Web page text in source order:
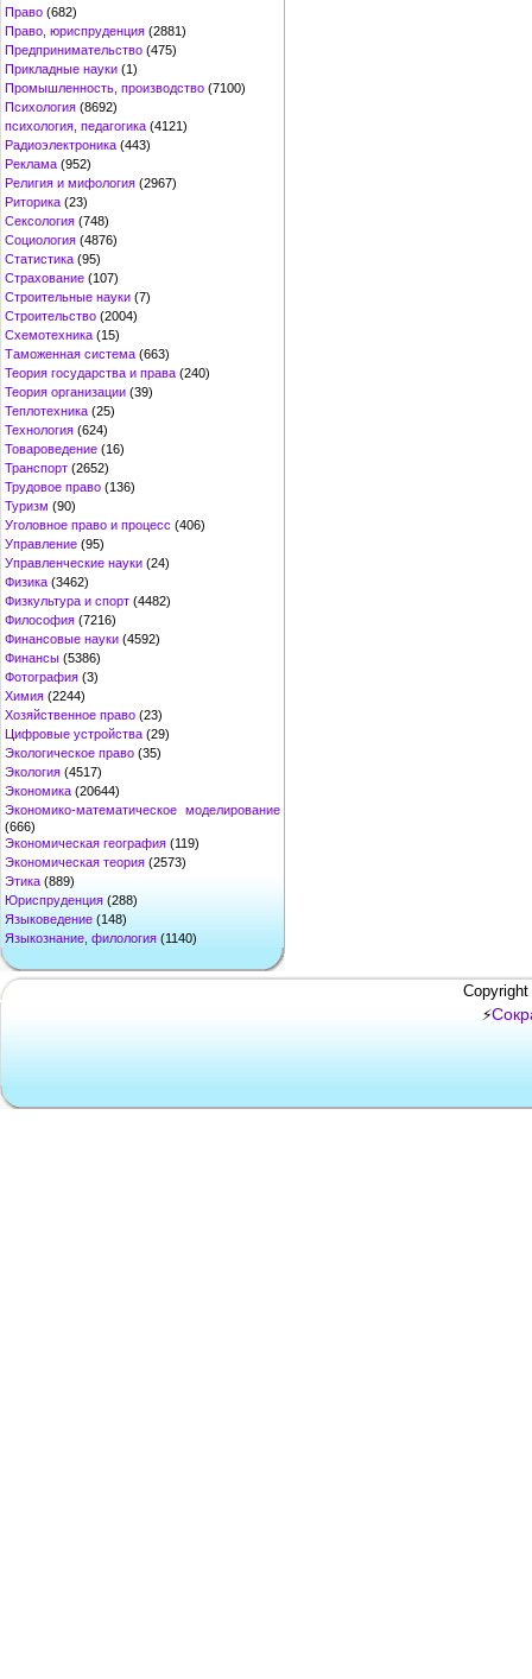
Право (682)
Право, юриспруденция (2881)
Предпринимательство (475)
Прикладные науки (1)
Промышленность, производство (7100)
Психология (8692)
психология, педагогика (4121)
Радиоэлектроника (443)
Реклама (952)
Религия и мифология (2967)
Риторика (23)
Сексология (748)
Социология (4876)
Статистика (95)
Страхование (107)
Строительные науки (7)
Строительство (2004)
Схемотехника (15)
Таможенная система (663)
Теория государства и права (240)
Теория организации (39)
Теплотехника (25)
Технология (624)
Товароведение (16)
Транспорт (2652)
Трудовое право (136)
Туризм (90)
Уголовное право и процесс (406)
Управление (95)
Управленческие науки (24)
Физика (3462)
Физкультура и спорт (4482)
Философия (7216)
Финансовые науки (4592)
Финансы (5386)
Фотография (3)
Химия (2244)
Хозяйственное право (23)
Цифровые устройства (29)
Экологическое право (35)
Экология (4517)
Экономика (20644)
Экономико-математическое моделирование
(666)
Экономическая география (119)
Экономическая теория (2573)
Этика (889)
Юриспруденция (288)
Языковедение (148)
Языкознание, филология (1140)
⚡